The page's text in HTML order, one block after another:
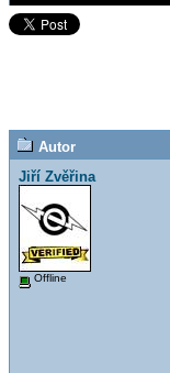
Autor
Jiří Zvěřina
Offline